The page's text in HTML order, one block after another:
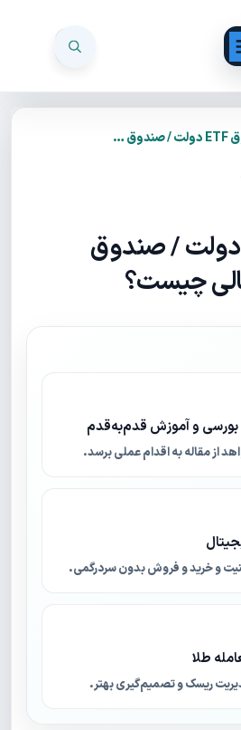
صندوق ETF دولت / صندوق واسطه‌گری مالی چیست؟
صندوق ETF دولت / صندوق
چیست؟
و آموزش قدم‌به‌قدم
از مقاله به اقدام عملی برسد.
و خرید و فروش بدون سردرگمی.
طلا
ریسک و تصمیم‌گیری بهتر.